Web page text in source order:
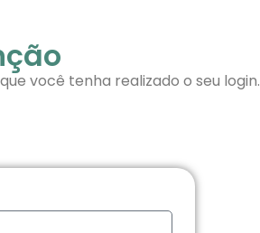
você tenha realizado o seu login.